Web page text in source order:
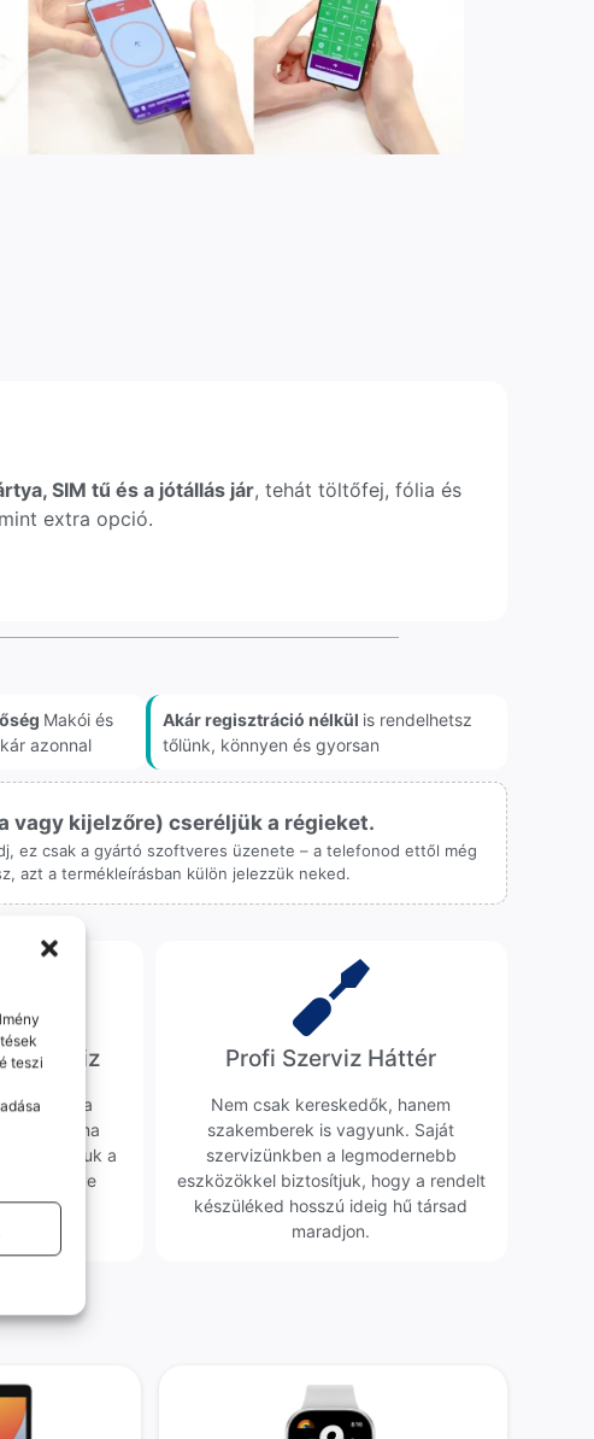
teszi
SIM tű és a jótállás jár, tehát töltőfej, fólia és
extra opció.
Makói és
azonnal
Akár regisztráció nélkül is rendelhetsz
tőlünk, könnyen és gyorsan
vagy kijelzőre) cseréljük a régieket.
ez csak a gyártó szoftveres üzenete – a telefonod ettől még
azt a termékleírásban külön jelezzük neked.
Szerviz
megyünk a
probléma
bevizsgáljuk a
cserélve
ez 0 Ft
Profi Szerviz Háttér
Nem csak kereskedők, hanem
szakemberek is vagyunk. Saját
szervizünkben a legmodernebb
eszközökkel biztosítjuk, hogy a rendelt
készüléked hosszú ideig hű társad
maradjon.